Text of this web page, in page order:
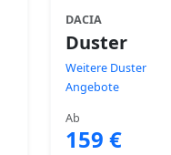
DACIA
Duster
Weitere Duster
Angebote
Ab
159 €